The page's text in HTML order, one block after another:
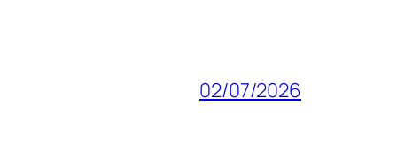
02/07/2026